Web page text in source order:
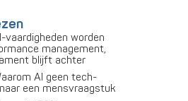
vaardigheden worden
management,
blijft achter
AI geen tech-
een mensvraagstuk